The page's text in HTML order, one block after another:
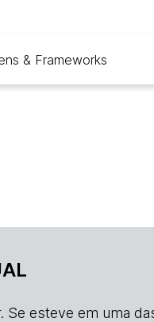
& Frameworks
Se esteve em uma